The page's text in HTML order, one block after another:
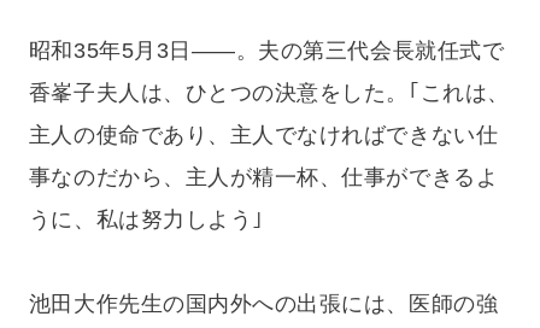
昭和35年5月3日――。夫の第三代会長就任式で
香峯子夫人は、ひとつの決意をした。｢これは、
主人の使命であり、主人でなければできない仕
事なのだから、主人が精一杯、仕事ができるよ
うに、私は努力しよう｣
池田大作先生の国内外への出張には、医師の強